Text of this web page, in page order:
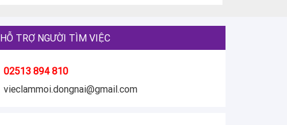
HỖ TRỢ NGƯỜI TÌM VIỆC
02513 894 810
vieclammoi.dongnai@gmail.com